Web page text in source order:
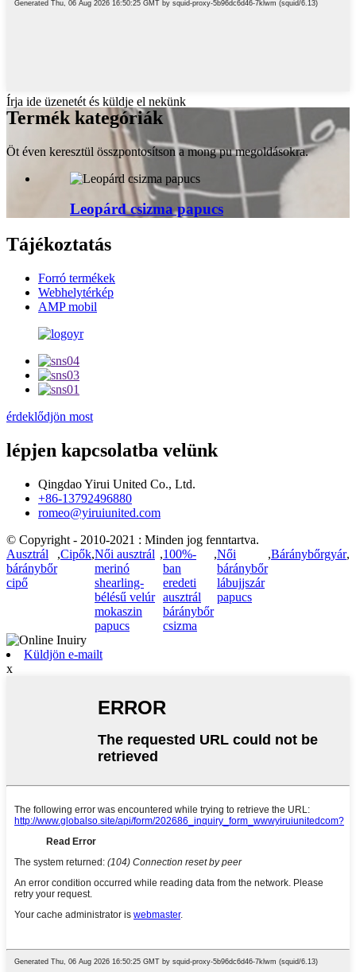
Írja ide üzenetét és küldje el nekünk
Termék kategóriák
Öt éven keresztül összpontosítson a mong pu megoldásokra.
Leopárd csizma papucs
Tájékoztatás
Forró termékek
Webhelytérkép
AMP mobil
érdeklődjön most
lépjen kapcsolatba velünk
Qingdao Yirui United Co., Ltd.
+86-13792496880
romeo@yiruiunited.com
© Copyright - 2010-2021 : Minden jog fenntartva.
Ausztrál
báránybőr
cipő
,Cipők,Női ausztrál
merinó
shearling-
bélésű velúr
mokaszin
papucs
,100%-
ban
eredeti
ausztrál
báránybőr
csizma
,Női
báránybőr
lábujjszár
papucs
,Báránybőrgyár,
Küldjön e-mailt
x